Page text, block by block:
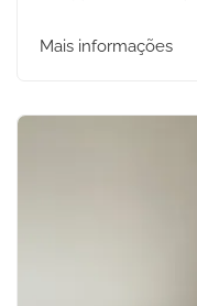
Mais informações